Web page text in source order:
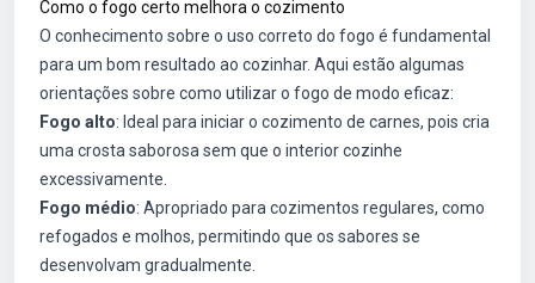
Como o fogo certo melhora o cozimento
O conhecimento sobre o uso correto do fogo é fundamental
para um bom resultado ao cozinhar. Aqui estão algumas
orientações sobre como utilizar o fogo de modo eficaz:
Fogo alto: Ideal para iniciar o cozimento de carnes, pois cria
uma crosta saborosa sem que o interior cozinhe
excessivamente.
Fogo médio: Apropriado para cozimentos regulares, como
refogados e molhos, permitindo que os sabores se
desenvolvam gradualmente.